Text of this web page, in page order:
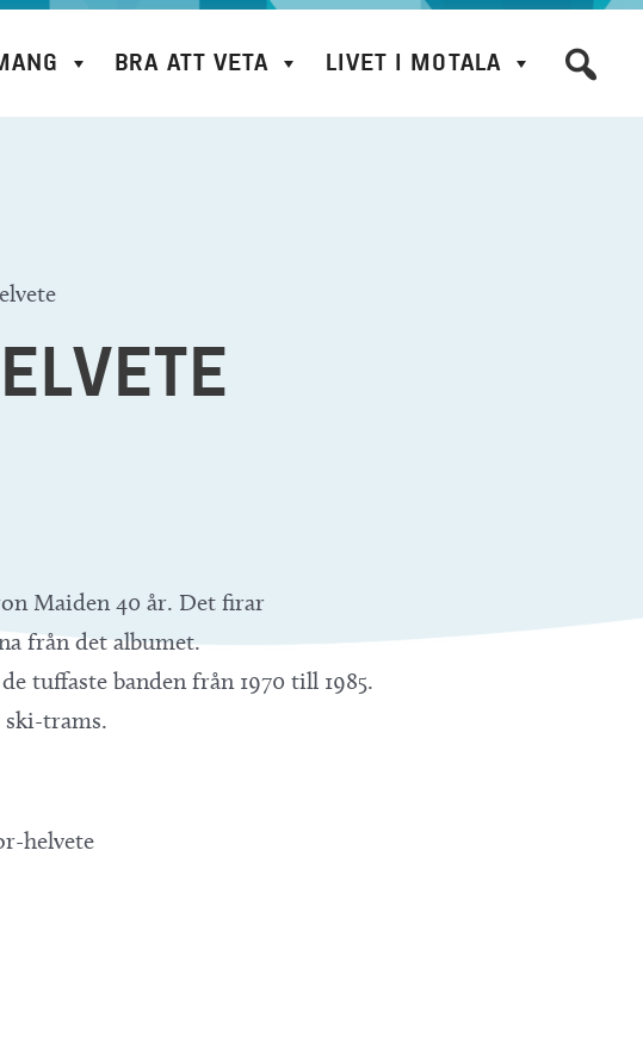
BRA ATT VETA LIVET I MOTALA
Maiden 40 år. Det firar
från det albumet.
tuffaste banden från 1970 till 1985.
trams.
helvete